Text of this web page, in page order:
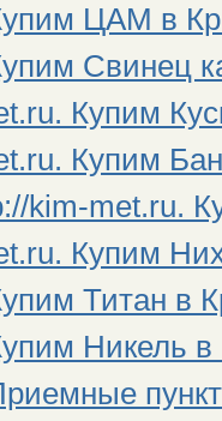
ЦАМ в
Свинец
Купим
Купим
kim-met.ru.
Купим
Титан в
Никель